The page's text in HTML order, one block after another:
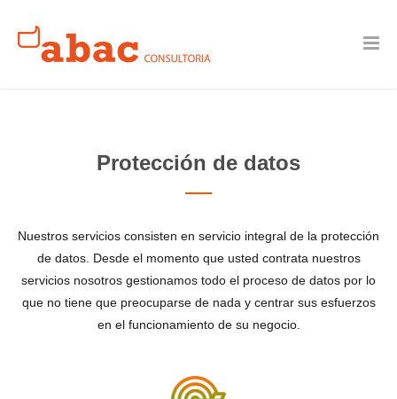
Protección de datos
Nuestros servicios consisten en servicio integral de la protección
de datos. Desde el momento que usted contrata nuestros
servicios nosotros gestionamos todo el proceso de datos por lo
que no tiene que preocuparse de nada y centrar sus esfuerzos
en el funcionamiento de su negocio.